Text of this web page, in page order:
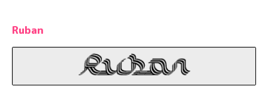
Ruban